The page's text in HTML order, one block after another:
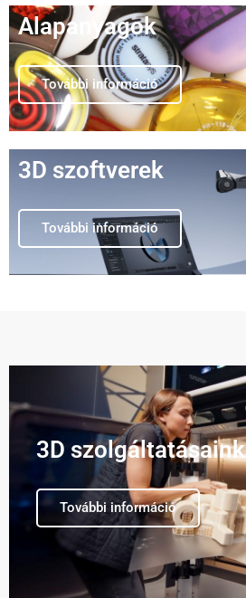
Alapanyagok
További információ
3D szoftverek
További információ
3D szolgáltatásaink
További információ